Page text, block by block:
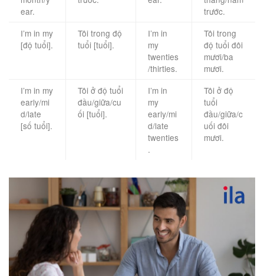
ear.
trước.
I’m in my
[độ tuổi].
Tôi trong độ
tuổi [tuổi].
I’m in
my
twenties
/thirties.
Tôi trong
độ tuổi đôi
mươi/ba
mươi.
I’m in my
early/mi
d/late
[số tuổi].
Tôi ở độ tuổi
đầu/giữa/cu
ối [tuổi].
I’m in
my
early/mi
d/late
twenties
.
Tôi ở độ
tuổi
đầu/giữa/c
uối đôi
mươi.